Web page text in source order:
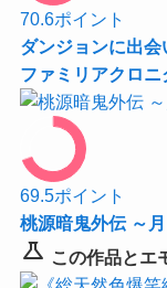
70.6ポイント
ダンジョンに出
ファミリアクロニ
69.5ポイント
桃源暗鬼外伝 ～
science この作品とエ